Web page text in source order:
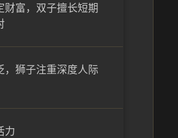
财富，双子擅长短期
，狮子注重深度人际
力